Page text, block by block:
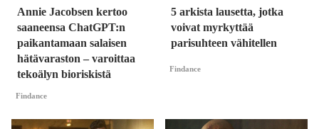
Annie Jacobsen kertoo
saaneensa ChatGPT:n
paikantamaan salaisen
hätävaraston – varoittaa
tekoälyn bioriskistä
Findance
5 arkista lausetta, jotka
voivat myrkyttää
parisuhteen vähitellen
Findance